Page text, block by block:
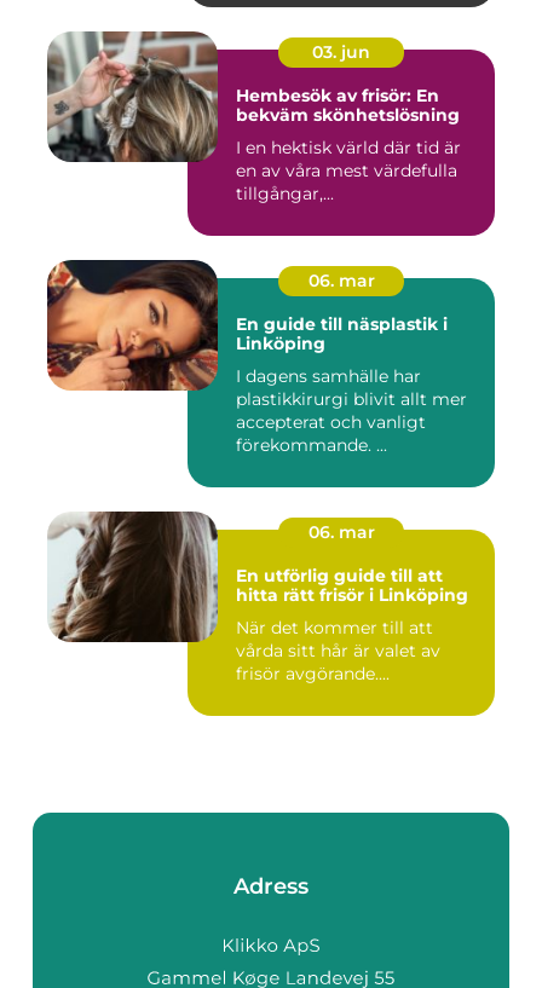
03. jun
Hembesök av frisör: En
bekväm skönhetslösning
I en hektisk värld där tid är
en av våra mest värdefulla
tillgångar,...
06. mar
En guide till näsplastik i
Linköping
I dagens samhälle har
plastikkirurgi blivit allt mer
accepterat och vanligt
förekommande. ...
06. mar
En utförlig guide till att
hitta rätt frisör i Linköping
När det kommer till att
vårda sitt hår är valet av
frisör avgörande....
Adress